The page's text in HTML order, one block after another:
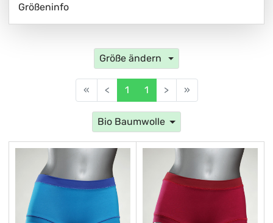
Größeninfo
Größe ändern
« < 1 1 > »
Bio Baumwolle